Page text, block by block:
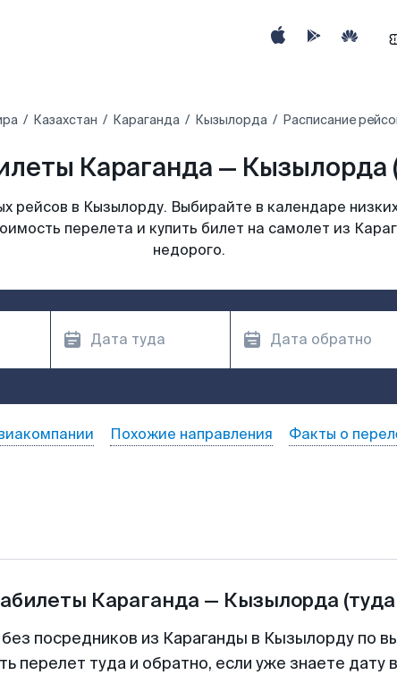
Казахстан Караганда Кызылорда Расписание
Караганда — Кызылорда
рейсов в Кызылорду. Выбирайте в календаре
перелета и купить билет на самолет из
недорого.
Похожие направления Факты о
Караганда — Кызылорда
посредников из Караганды в Кызылорду по
перелет туда и обратно, если уже знаете дату